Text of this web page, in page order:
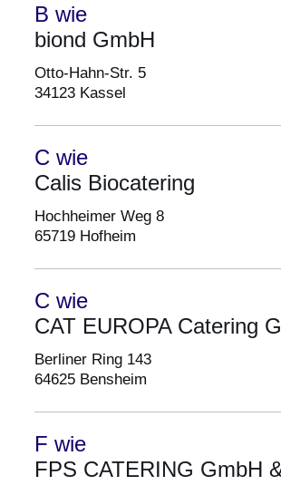
B wie
biond GmbH
Otto-Hahn-Str. 5
34123 Kassel
C wie
Calis Biocatering
Hochheimer Weg 8
65719 Hofheim
C wie
CAT EUROPA Catering
Berliner Ring 143
64625 Bensheim
F wie
FPS CATERING GmbH